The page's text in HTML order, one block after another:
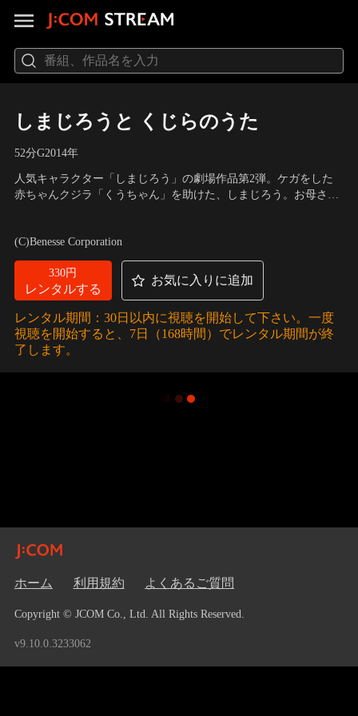
しまじろうと くじらのうた
52分G2014年
人気キャラクター「しまじろう」の劇場作品第2弾。ケガをした
赤ちゃんクジラ「くうちゃん」を助けた、しまじろう。お母さん
なることを心配し、しまじろうたちは、くうちゃんをお母さんの
もとに送り届ける旅に出ます。
(C)Benesse Corporation
330円
レンタルする
お気に入りに追加
レンタル期間：30日以内に視聴を開始して下さい。一度
視聴を開始すると、7日（168時間）でレンタル期間が終
了します。
ホーム 利用規約 よくあるご質問
Copyright © JCOM Co., Ltd. All Rights Reserved.
v9.10.0.3233062